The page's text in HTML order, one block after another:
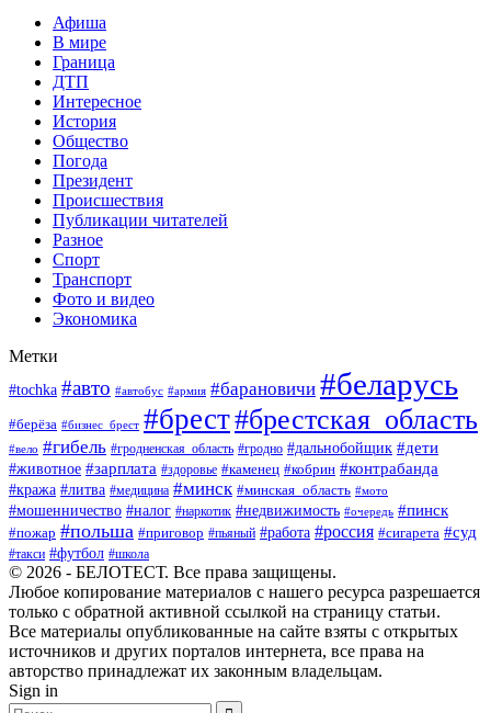
Афиша
В мире
Граница
ДТП
Интересное
История
Общество
Погода
Президент
Происшествия
Публикации читателей
Разное
Спорт
Транспорт
Фото и видео
Экономика
Метки
#tochka #авто #автобус #армия #барановичи #беларусь
#берёза #бизнес_брест #брест#брестская_область
#вело #гибель #гродненская_область #гродно #дальнобойщик #дети
#животное #зарплата #здоровье #каменец #кобрин #контрабанда
#кража #литва #медицина #минск #минская_область #мото
#мошенничество #налог #наркотик #недвижимость #очередь #пинск
#пожар #польша #приговор #пьяный #работа #россия #сигарета #суд
#такси #футбол #школа
© 2026 - БЕЛОТЕСТ. Все права защищены.
Любое копирование материалов с нашего ресурса разрешается
только с обратной активной ссылкой на страницу статьи.
Все материалы опубликованные на сайте взяты с открытых
источников и других порталов интернета, все права на
авторство принадлежат их законным владельцам.
Sign in